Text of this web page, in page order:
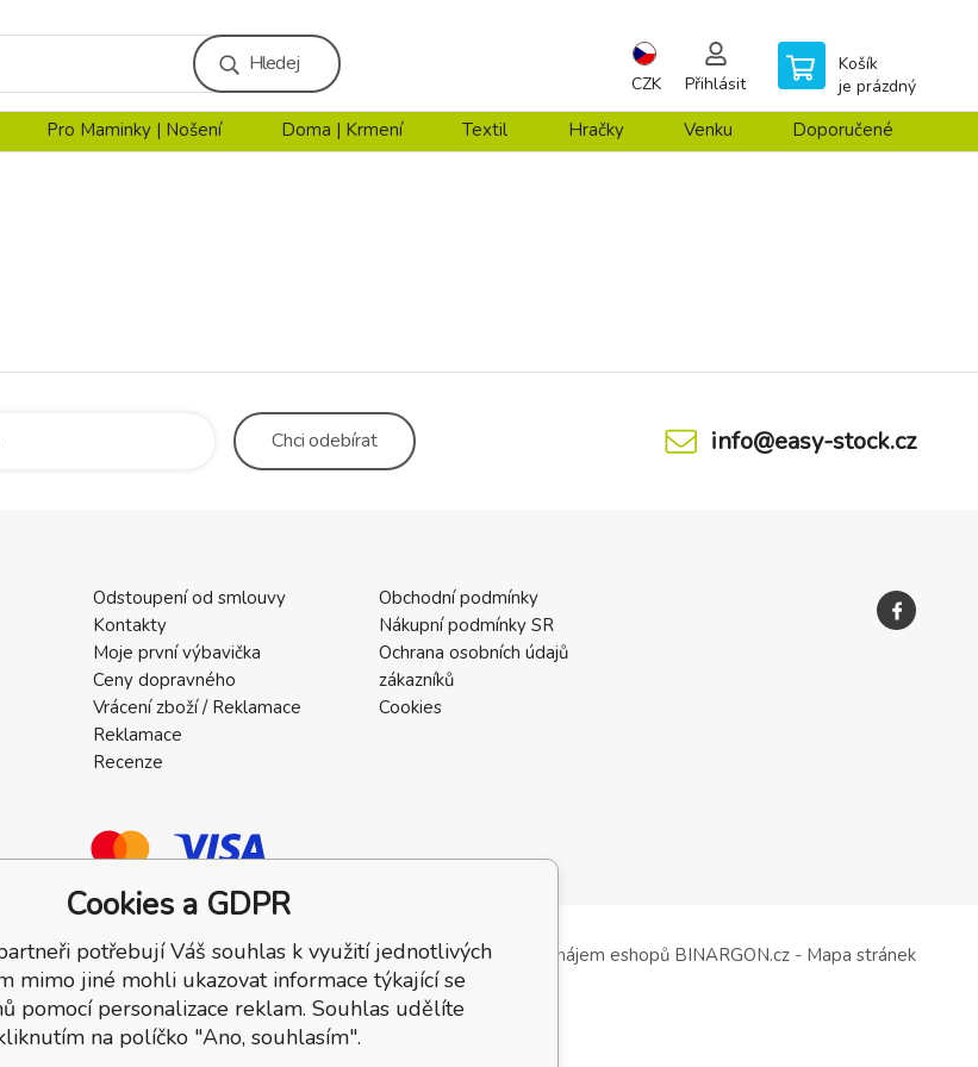
Hledej
CZK Přihlásit
Košík
je prázdný
Pro Maminky | Nošení Doma | Krmení Textil Hračky Venku Doporučené
Chciodebírat info@easy-stock.cz
Odstoupení od smlouvy
Kontakty
Moje první výbavička
Ceny dopravného
Vrácení zboží / Reklamace
Reklamace
Recenze
Obchodní podmínky
Nákupní podmínky SR
Ochrana osobních údajů
zákazníků
Cookies
Tvorba a pronájem eshopů BINARGON.cz - Mapa stránek
Cookies a GDPR
potřebují Váš souhlas k využití jednotlivých
mimo jiné mohli ukazovat informace týkající se
pomocí personalizace reklam. Souhlas udělíte
na políčko "Ano, souhlasím".